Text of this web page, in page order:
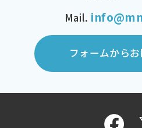
Mail.
フォームから